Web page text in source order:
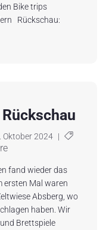
Bike trips
Rückschau:
Oktober 2024 |
fand wieder das
ersten Mal waren
Absberg, wo
haben. Wir
Brettspiele